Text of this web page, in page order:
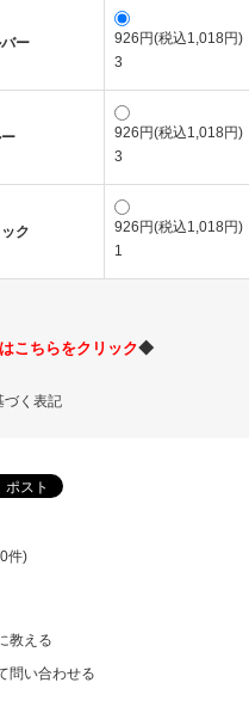
ー
926円(税込1,018円)
3
926円(税込1,018円)
3
ク
926円(税込1,018円)
1
こちらをクリック◆
づく表記
件)
教える
問い合わせる